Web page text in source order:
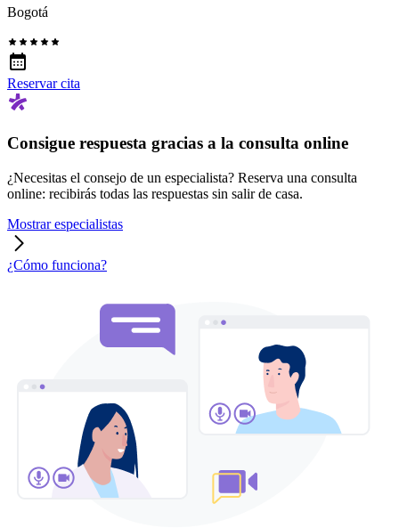
Bogotá
Reservar cita
Consigue respuesta gracias a la consulta online
¿Necesitas el consejo de un especialista? Reserva una consulta
online: recibirás todas las respuestas sin salir de casa.
Mostrar especialistas
¿Cómo funciona?